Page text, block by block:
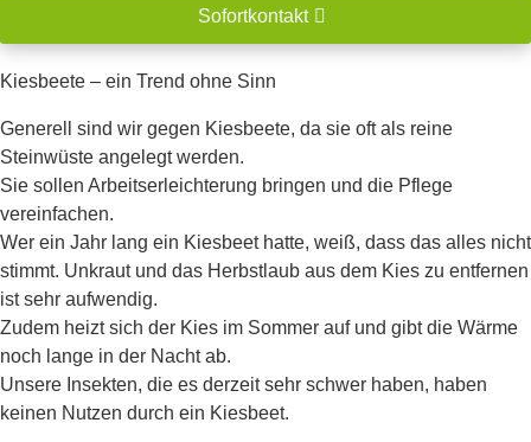
Sofortkontakt
Kiesbeete – ein Trend ohne Sinn
Generell sind wir gegen Kiesbeete, da sie oft als reine
Steinwüste angelegt werden.
Sie sollen Arbeitserleichterung bringen und die Pflege
vereinfachen.
Wer ein Jahr lang ein Kiesbeet hatte, weiß, dass das alles nicht
stimmt. Unkraut und das Herbstlaub aus dem Kies zu entfernen
ist sehr aufwendig.
Zudem heizt sich der Kies im Sommer auf und gibt die Wärme
noch lange in der Nacht ab.
Unsere Insekten, die es derzeit sehr schwer haben, haben
keinen Nutzen durch ein Kiesbeet.